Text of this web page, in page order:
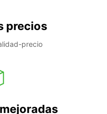
precios
precio